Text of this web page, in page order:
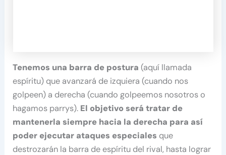
Tenemos una barra de postura (aquí llamada
espíritu) que avanzará de izquiera (cuando nos
golpeen) a derecha (cuando golpeemos nosotros o
hagamos parrys). El objetivo será tratar de
mantenerla siempre hacia la derecha para así
poder ejecutar ataques especiales que
destrozarán la barra de espíritu del rival, hasta lograr